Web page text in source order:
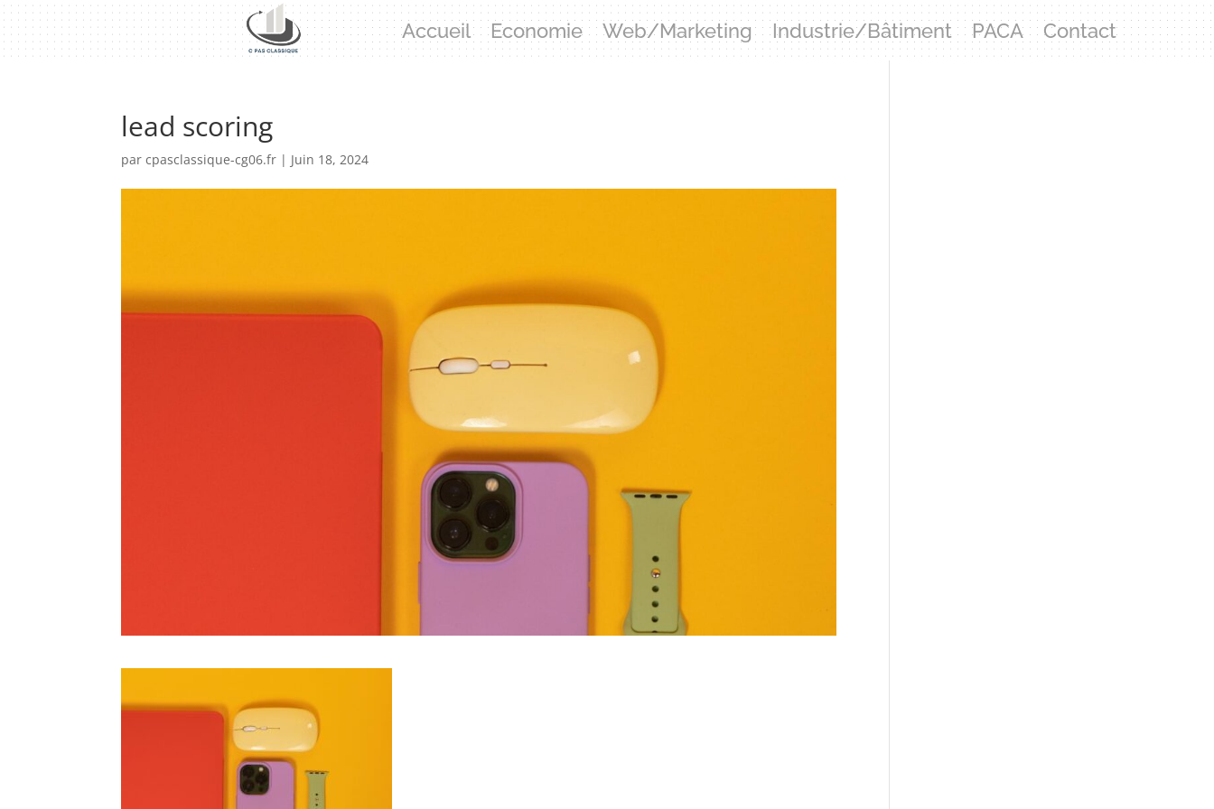
Accueil Economie Web/Marketing Industrie/Bâtiment PACA Contact
lead scoring
parcpasclassique-cg06.fr | Juin 18, 2024